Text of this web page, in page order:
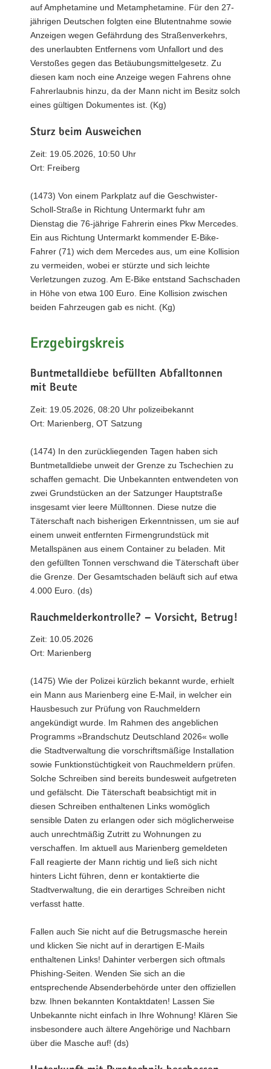
auf Amphetamine und Metamphetamine. Für den 27-
jährigen Deutschen folgten eine Blutentnahme sowie
Anzeigen wegen Gefährdung des Straßenverkehrs,
des unerlaubten Entfernens vom Unfallort und des
Verstoßes gegen das Betäubungsmittelgesetz. Zu
diesen kam noch eine Anzeige wegen Fahrens ohne
Fahrerlaubnis hinzu, da der Mann nicht im Besitz solch
eines gültigen Dokumentes ist. (Kg)
Sturz beim Ausweichen
Zeit: 19.05.2026, 10:50 Uhr
Ort: Freiberg
(1473) Von einem Parkplatz auf die Geschwister-
Scholl-Straße in Richtung Untermarkt fuhr am
Dienstag die 76-jährige Fahrerin eines Pkw Mercedes.
Ein aus Richtung Untermarkt kommender E-Bike-
Fahrer (71) wich dem Mercedes aus, um eine Kollision
zu vermeiden, wobei er stürzte und sich leichte
Verletzungen zuzog. Am E-Bike entstand Sachschaden
in Höhe von etwa 100 Euro. Eine Kollision zwischen
beiden Fahrzeugen gab es nicht. (Kg)
Erzgebirgskreis
Buntmetalldiebe befüllten Abfalltonnen
mit Beute
Zeit: 19.05.2026, 08:20 Uhr polizeibekannt
Ort: Marienberg, OT Satzung
(1474) In den zurückliegenden Tagen haben sich
Buntmetalldiebe unweit der Grenze zu Tschechien zu
schaffen gemacht. Die Unbekannten entwendeten von
zwei Grundstücken an der Satzunger Hauptstraße
insgesamt vier leere Mülltonnen. Diese nutze die
Täterschaft nach bisherigen Erkenntnissen, um sie auf
einem unweit entfernten Firmengrundstück mit
Metallspänen aus einem Container zu beladen. Mit
den gefüllten Tonnen verschwand die Täterschaft über
die Grenze. Der Gesamtschaden beläuft sich auf etwa
4.000 Euro. (ds)
Rauchmelderkontrolle? – Vorsicht, Betrug!
Zeit: 10.05.2026
Ort: Marienberg
(1475) Wie der Polizei kürzlich bekannt wurde, erhielt
ein Mann aus Marienberg eine E-Mail, in welcher ein
Hausbesuch zur Prüfung von Rauchmeldern
angekündigt wurde. Im Rahmen des angeblichen
Programms »Brandschutz Deutschland 2026« wolle
die Stadtverwaltung die vorschriftsmäßige Installation
sowie Funktionstüchtigkeit von Rauchmeldern prüfen.
Solche Schreiben sind bereits bundesweit aufgetreten
und gefälscht. Die Täterschaft beabsichtigt mit in
diesen Schreiben enthaltenen Links womöglich
sensible Daten zu erlangen oder sich möglicherweise
auch unrechtmäßig Zutritt zu Wohnungen zu
verschaffen. Im aktuell aus Marienberg gemeldeten
Fall reagierte der Mann richtig und ließ sich nicht
hinters Licht führen, denn er kontaktierte die
Stadtverwaltung, die ein derartiges Schreiben nicht
verfasst hatte.
Fallen auch Sie nicht auf die Betrugsmasche herein
und klicken Sie nicht auf in derartigen E-Mails
enthaltenen Links! Dahinter verbergen sich oftmals
Phishing-Seiten. Wenden Sie sich an die
entsprechende Absenderbehörde unter den offiziellen
bzw. Ihnen bekannten Kontaktdaten! Lassen Sie
Unbekannte nicht einfach in Ihre Wohnung! Klären Sie
insbesondere auch ältere Angehörige und Nachbarn
über die Masche auf! (ds)